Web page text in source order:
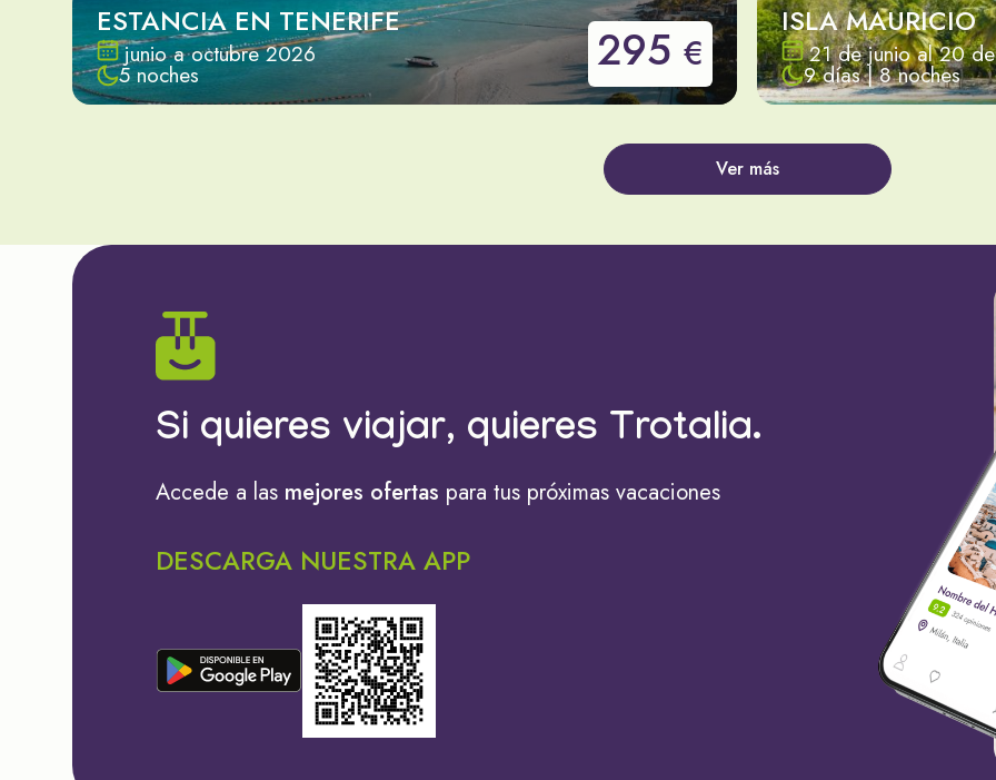
ESTANCIA EN TENERIFE
junio a octubre 2026
5 noches 295 €
ISLA MAURICIO
21 de junio al 20
9 días | 8 noches
Ver más
Si quieres viajar, quieres Trotalia.
Accede a las mejores ofertas para tus próximas vacaciones
DESCARGA NUESTRA APP